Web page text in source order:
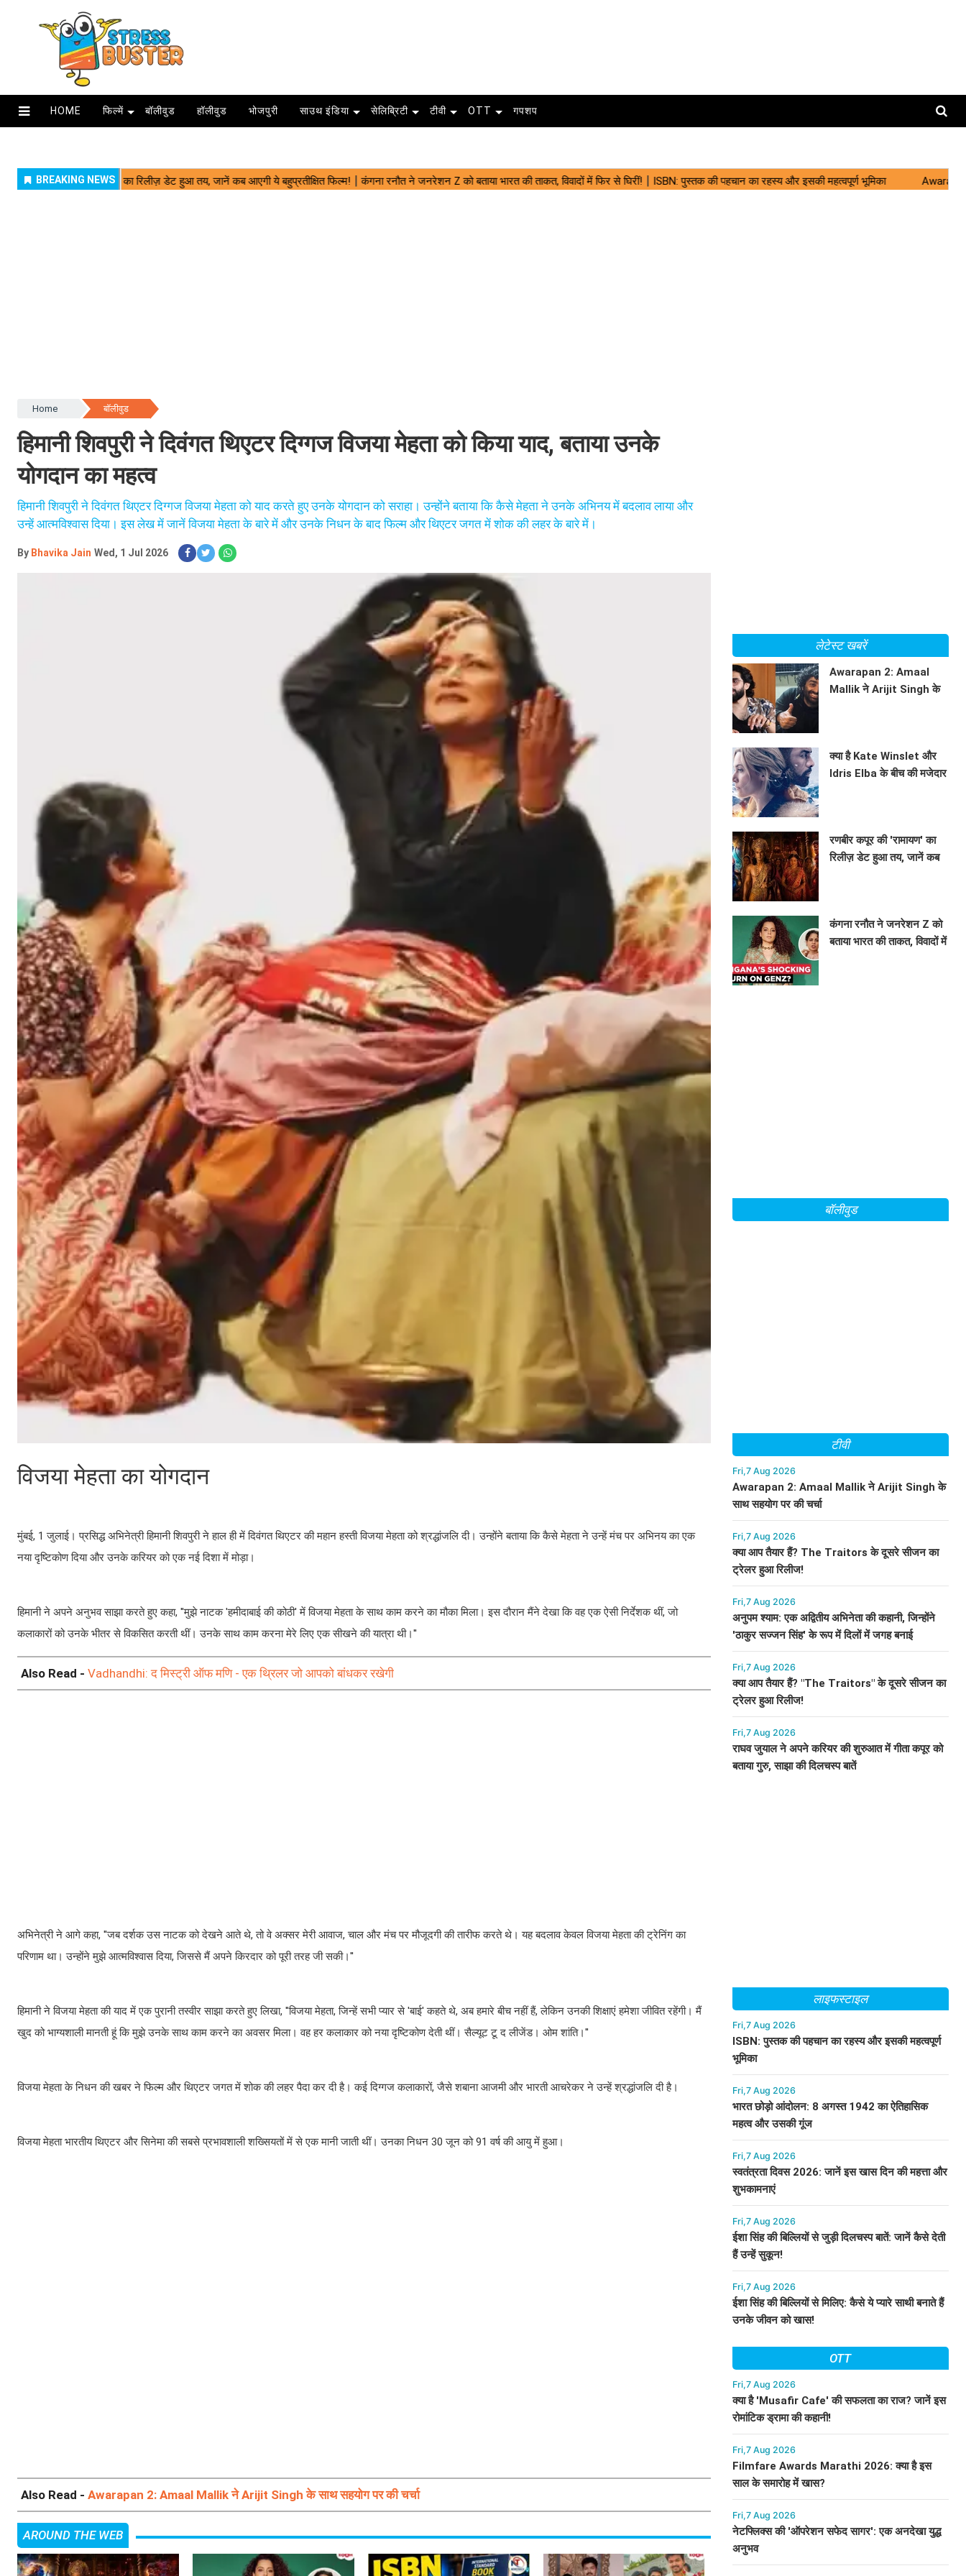
HOME फिल्में बॉलीवुड हॉलीवुड भोजपुरी साउथ इंडिया सेलिब्रिटी टीवी OTT गपशप
Home बॉलीवुड
हिमानी शिवपुरी ने दिवंगत थिएटर दिग्गज विजया मेहता को किया याद, बताया उनके
योगदान का महत्व
हिमानी शिवपुरी ने दिवंगत थिएटर दिग्गज विजया मेहता को याद करते हुए उनके योगदान को सराहा। उन्होंने बताया कि कैसे मेहता ने उनके अभिनय में बदलाव लाया और
उन्हें आत्मविश्वास दिया। इस लेख में जानें विजया मेहता के बारे में और उनके निधन के बाद फिल्म और थिएटर जगत में शोक की लहर के बारे में।
By Bhavika Jain Wed, 1 Jul 2026
विजया मेहता का योगदान
मुंबई, 1 जुलाई। प्रसिद्ध अभिनेत्री हिमानी शिवपुरी ने हाल ही में दिवंगत थिएटर की महान हस्ती विजया मेहता को श्रद्धांजलि दी। उन्होंने बताया कि कैसे मेहता ने उन्हें मंच पर अभिनय का एक
नया दृष्टिकोण दिया और उनके करियर को एक नई दिशा में मोड़ा।
हिमानी ने अपने अनुभव साझा करते हुए कहा, ''मुझे नाटक 'हमीदाबाई की कोठी' में विजया मेहता के साथ काम करने का मौका मिला। इस दौरान मैंने देखा कि वह एक ऐसी निर्देशक थीं, जो
कलाकारों को उनके भीतर से विकसित करती थीं। उनके साथ काम करना मेरे लिए एक सीखने की यात्रा थी।''
Also Read - Vadhandhi: द मिस्ट्री ऑफ मणि - एक थ्रिलर जो आपको बांधकर रखेगी
अभिनेत्री ने आगे कहा, ''जब दर्शक उस नाटक को देखने आते थे, तो वे अक्सर मेरी आवाज, चाल और मंच पर मौजूदगी की तारीफ करते थे। यह बदलाव केवल विजया मेहता की ट्रेनिंग का
परिणाम था। उन्होंने मुझे आत्मविश्वास दिया, जिससे मैं अपने किरदार को पूरी तरह जी सकी।''
हिमानी ने विजया मेहता की याद में एक पुरानी तस्वीर साझा करते हुए लिखा, ''विजया मेहता, जिन्हें सभी प्यार से 'बाई' कहते थे, अब हमारे बीच नहीं हैं, लेकिन उनकी शिक्षाएं हमेशा जीवित रहेंगी। मैं
खुद को भाग्यशाली मानती हूं कि मुझे उनके साथ काम करने का अवसर मिला। वह हर कलाकार को नया दृष्टिकोण देती थीं। सैल्यूट टू द लीजेंड। ओम शांति।''
विजया मेहता के निधन की खबर ने फिल्म और थिएटर जगत में शोक की लहर पैदा कर दी है। कई दिग्गज कलाकारों, जैसे शबाना आजमी और भारती आचरेकर ने उन्हें श्रद्धांजलि दी है।
विजया मेहता भारतीय थिएटर और सिनेमा की सबसे प्रभावशाली शख्सियतों में से एक मानी जाती थीं। उनका निधन 30 जून को 91 वर्ष की आयु में हुआ।
Also Read - Awarapan 2: Amaal Mallik ने Arijit Singh के साथ सहयोग पर की चर्चा
AROUND THE WEB
लेटेस्ट खबरें
Awarapan 2: Amaal
Mallik ने Arijit Singh के
क्या है Kate Winslet और
Idris Elba के बीच की मजेदार
रणबीर कपूर की 'रामायण' का
रिलीज़ डेट हुआ तय, जानें कब
कंगना रनौत ने जनरेशन Z को
बताया भारत की ताकत, विवादों में
बॉलीवुड
टीवी
Fri,7 Aug 2026
Awarapan 2: Amaal Mallik ने Arijit Singh के
साथ सहयोग पर की चर्चा
Fri,7 Aug 2026
क्या आप तैयार हैं? The Traitors के दूसरे सीजन का
ट्रेलर हुआ रिलीज!
Fri,7 Aug 2026
अनुपम श्याम: एक अद्वितीय अभिनेता की कहानी, जिन्होंने
'ठाकुर सज्जन सिंह' के रूप में दिलों में जगह बनाई
Fri,7 Aug 2026
क्या आप तैयार हैं? "The Traitors" के दूसरे सीजन का
ट्रेलर हुआ रिलीज!
Fri,7 Aug 2026
राघव जुयाल ने अपने करियर की शुरुआत में गीता कपूर को
बताया गुरु, साझा की दिलचस्प बातें
लाइफस्टाइल
Fri,7 Aug 2026
ISBN: पुस्तक की पहचान का रहस्य और इसकी महत्वपूर्ण
भूमिका
Fri,7 Aug 2026
भारत छोड़ो आंदोलन: 8 अगस्त 1942 का ऐतिहासिक
महत्व और उसकी गूंज
Fri,7 Aug 2026
स्वतंत्रता दिवस 2026: जानें इस खास दिन की महत्ता और
शुभकामनाएं
Fri,7 Aug 2026
ईशा सिंह की बिल्लियों से जुड़ी दिलचस्प बातें: जानें कैसे देती
हैं उन्हें सुकून!
Fri,7 Aug 2026
ईशा सिंह की बिल्लियों से मिलिए: कैसे ये प्यारे साथी बनाते हैं
उनके जीवन को खास!
OTT
Fri,7 Aug 2026
क्या है 'Musafir Cafe' की सफलता का राज? जानें इस
रोमांटिक ड्रामा की कहानी!
Fri,7 Aug 2026
Filmfare Awards Marathi 2026: क्या है इस
साल के समारोह में खास?
Fri,7 Aug 2026
नेटफ्लिक्स की 'ऑपरेशन सफेद सागर': एक अनदेखा युद्ध
अनुभव